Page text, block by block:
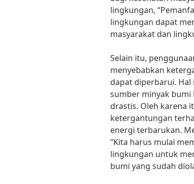
lingkungan,
lingkungan dapat
masyarakat dan
Selain itu,
menyebabkan
dapat diperbarui.
sumber minyak bumi
drastis. Oleh karena
ketergantungan
energi terbarukan.
“Kita harus mulai
lingkungan untuk
bumi yang sudah